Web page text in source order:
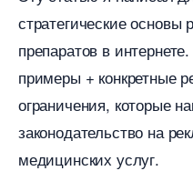
стратегические
препаратов в
примеры + конкретные
ограничения, которые
законодательство на
медицинских услуг.